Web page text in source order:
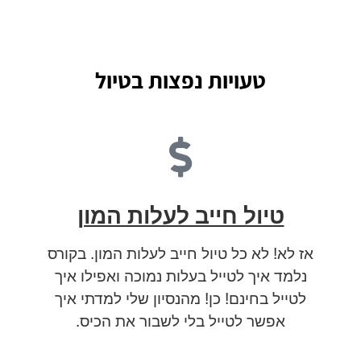
טעויות נפצות בטיול
טיול חייב לעלות המון
אז לא! לא כל טיול חייב לעלות המון. בקורס
נלמד איך לטייל בעלות נמוכה ואפילו איך
לטייל בחינם! כן! מהנסיון שלי למדתי איך
אפשר לטייל בלי לשבור את הכיס.